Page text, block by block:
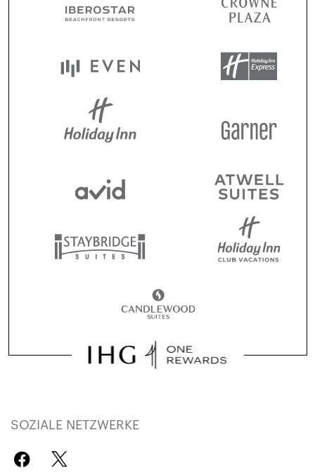
SOZIALE NETZWERKE